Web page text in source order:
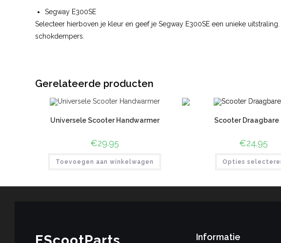
Segway E300SE
Selecteer hierboven je kleur en geef je Segway E300SE een unieke
schokdempers.
Gerelateerde producten
Universele Scooter Handwarmer
€29.95
Toevoegen aan winkelwagen
Scooter Draagbare
€24.95
Opties
Informatie